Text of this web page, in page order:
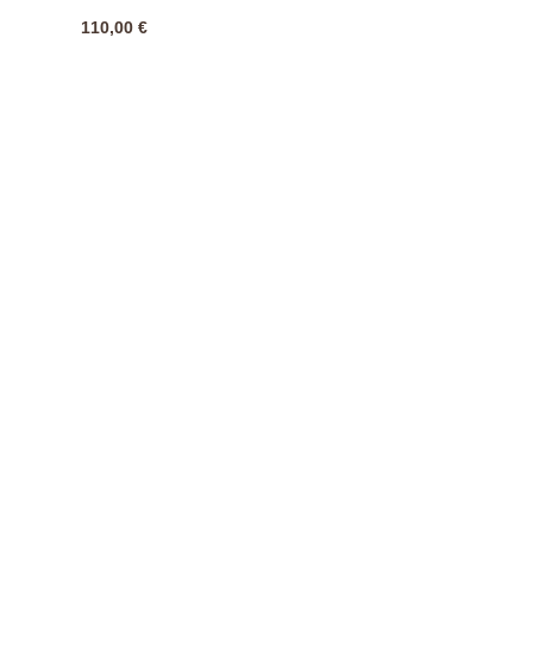
110,00 €